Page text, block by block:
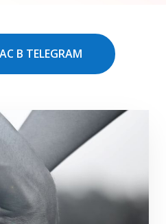
В TELEGRAM